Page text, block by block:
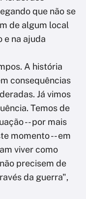
que não se
de algum local
e na ajuda
A história
consequências
Já vimos
Temos de
-- por mais
momento -- em
viver como
precisem de
da guerra",